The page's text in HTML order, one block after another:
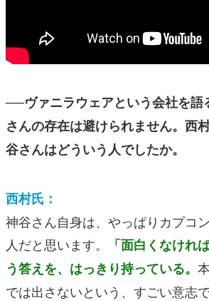
──ヴァニラウェアという会社を語
さんの存在は避けられません。西
谷さんはどういう人でしたか。
西村氏：
神谷さん自身は、やっぱりカプコ
人だと思います。
「面白くなけれ
う答えを、はっきり持っている。
では出さないという、すごい意志